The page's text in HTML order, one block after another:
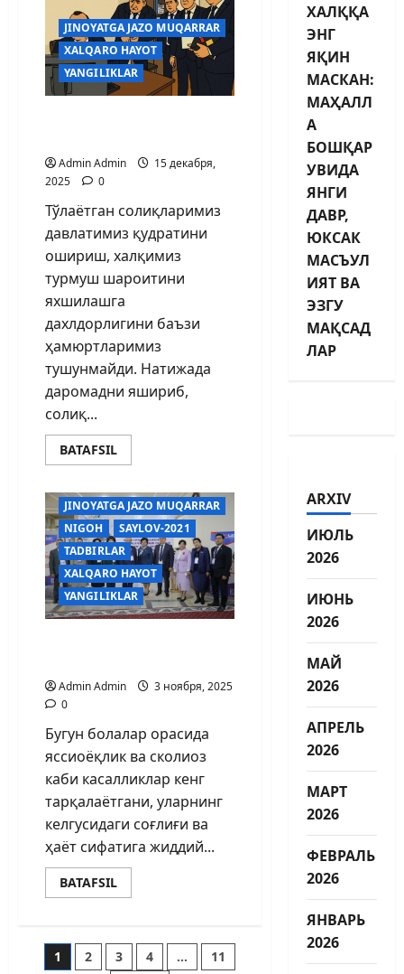
JINOYATGA JAZO MUQARRAR
XALQARO HAYOT
YANGILIKLAR
Admin Admin
15 декабря,
2025
0
Тўлаётган солиқларимиз
давлатимиз қудратини
ошириш, халқимиз
турмуш шароитини
яхшилашга
дахлдорлигини баъзи
ҳамюртларимиз
тушунмайди. Натижада
даромадни яшириб,
солиқ...
BATAFSIL
BARCHA MAQOLALAR
JINOYATGA JAZO MUQARRAR
NIGOH
SAYLOV-2021
TADBIRLAR
XALQARO HAYOT
YANGILIKLAR
Admin Admin
3 ноября, 2025
0
Бугун болалар орасида
яссиоёқлик ва сколиоз
каби касалликлар кенг
тарқалаётгани, уларнинг
келгусидаги соғлиғи ва
ҳаёт сифатига жиддий...
BATAFSIL
1 2 3 4 … 11
ХАЛҚҚА
ЭНГ
ЯҚИН
МАСКАН:
МАҲАЛЛ
А
БОШҚАР
УВИДА
ЯНГИ
ДАВР,
ЮКСАК
МАСЪУЛ
ИЯТ ВА
ЭЗГУ
МАҚСАД
ЛАР
ARXIV
ИЮЛЬ
2026
ИЮНЬ
2026
МАЙ
2026
АПРЕЛЬ
2026
МАРТ
2026
ФЕВРАЛЬ
2026
ЯНВАРЬ
2026